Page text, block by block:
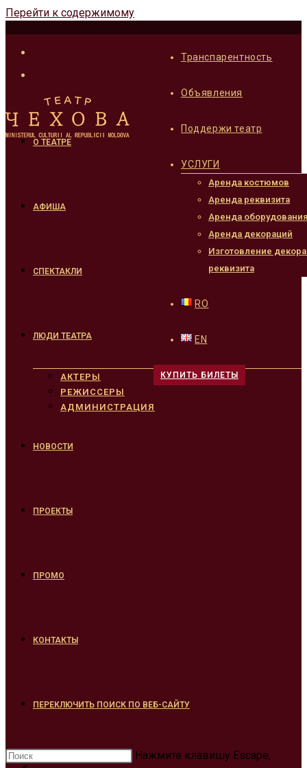
Перейти к содержимому
Транспарентность
Объявления
Поддержи театр
УСЛУГИ
Аренда костюмов
Аренда реквизита
Аренда
Аренда декораций
Изготовление
реквизита
RO
EN
КУПИТЬ БИЛЕТЫ
О ТЕАТРЕ
АФИША
СПЕКТАКЛИ
ЛЮДИ ТЕАТРА
АКТЕРЫ
РЕЖИССЕРЫ
АДМИНИСТРАЦИЯ
НОВОСТИ
ПРОЕКТЫ
ПРОМО
КОНТАКТЫ
ПЕРЕКЛЮЧИТЬ ПОИСК ПО ВЕБ-САЙТУ
Нажмите клавишу Escape,